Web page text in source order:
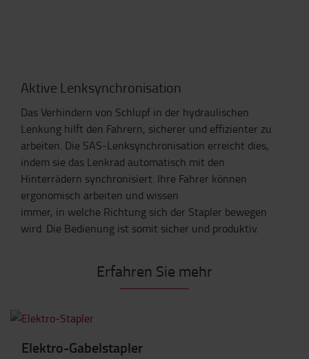
Aktive Lenksynchronisation
Das Verhindern von Schlupf in der hydraulischen
Lenkung hilft den Fahrern, sicherer und effizienter zu
arbeiten. Die SAS-Lenksynchronisation erreicht dies,
indem sie das Lenkrad automatisch mit den
Hinterrädern synchronisiert. Ihre Fahrer können
ergonomisch arbeiten und wissen
immer, in welche Richtung sich der Stapler bewegen
wird. Die Bedienung ist somit sicher und produktiv.
Erfahren Sie mehr
Elektro-Gabelstapler